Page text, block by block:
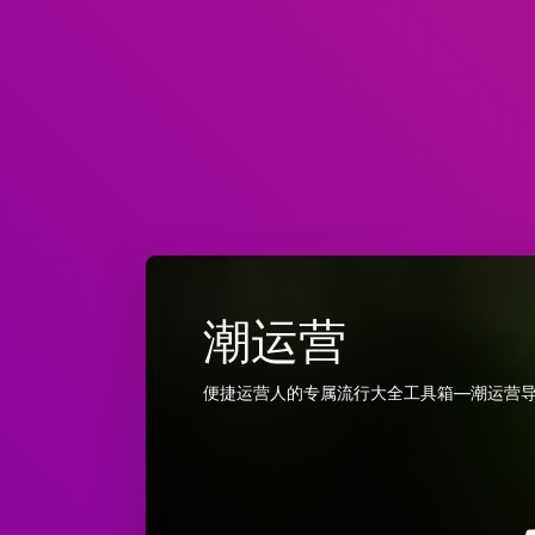
潮运营
便捷运营人的专属流行大全工具箱—潮运营